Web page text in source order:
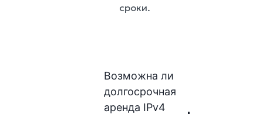
сроки.
Возможна ли
долгосрочная
аренда IPv4